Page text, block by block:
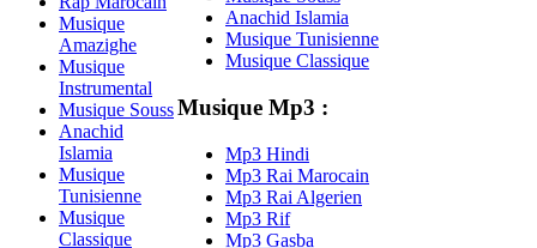
Musique
Amazighe
Musique
Instrumental
Musique Souss
Anachid
Islamia
Musique
Tunisienne
Musique
Classique
Anachid Islamia
Musique Tunisienne
Musique Classique
Musique Mp3 :
Mp3 Hindi
Mp3 Rai Marocain
Mp3 Rai Algerien
Mp3 Rif
Mp3 Gasba